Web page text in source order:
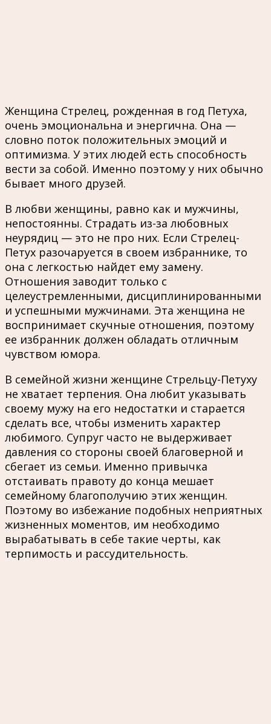
Женщина Стрелец, рожденная в год Петуха,
очень эмоциональна и энергична. Она —
словно поток положительных эмоций и
оптимизма. У этих людей есть способность
вести за собой. Именно поэтому у них обычно
бывает много друзей.
В любви женщины, равно как и мужчины,
непостоянны. Страдать из-за любовных
неурядиц — это не про них. Если Стрелец-
Петух разочаруется в своем избраннике, то
она с легкостью найдет ему замену.
Отношения заводит только с
целеустремленными, дисциплинированными
и успешными мужчинами. Эта женщина не
воспринимает скучные отношения, поэтому
ее избранник должен обладать отличным
чувством юмора.
В семейной жизни женщине Стрельцу-Петуху
не хватает терпения. Она любит указывать
своему мужу на его недостатки и старается
сделать все, чтобы изменить характер
любимого. Супруг часто не выдерживает
давления со стороны своей благоверной и
сбегает из семьи. Именно привычка
отстаивать правоту до конца мешает
семейному благополучию этих женщин.
Поэтому во избежание подобных неприятных
жизненных моментов, им необходимо
вырабатывать в себе такие черты, как
терпимость и рассудительность.